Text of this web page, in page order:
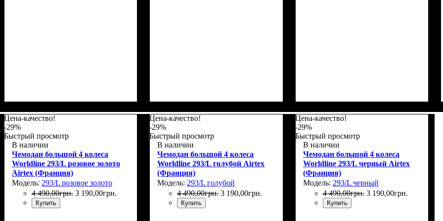
Цена-качество!
-29%
Быстрый просмотр
В наличии
Чемодан большой 4 колеса
Worldline 293/L розовое золото
Airtex (Франция)
Модель: 293/L розовое золото
4 490,00грн. 3 190,00грн.
Купить
Цена-качество!
-29%
Быстрый просмотр
В наличии
Чемодан большой 4 колеса
Worldline 293/L голубой Airtex
(Франция)
Модель: 293/L голубой
4 490,00грн. 3 190,00грн.
Купить
Цена-качество!
-29%
Быстрый просмотр
В наличии
Чемодан большой 4 колеса
Worldline 293/L черный Airtex
(Франция)
Модель: 293/L черный
4 490,00грн. 3 190,00грн.
Купить